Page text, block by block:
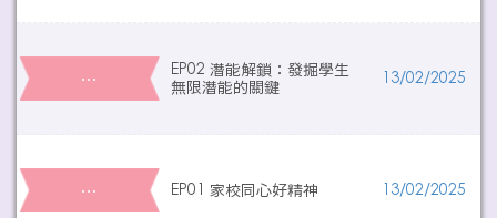
…
EP02 潛能解鎖：發掘學生
無限潛能的關鍵
13/02/2025
… EP01 家校同心好精神 13/02/2025